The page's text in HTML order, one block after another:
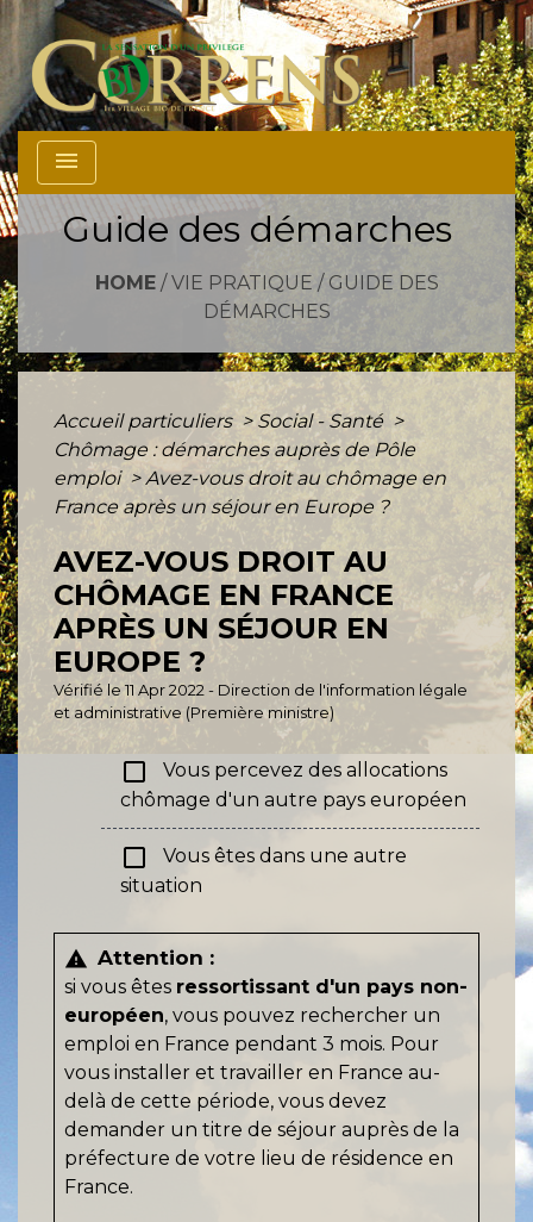
menu
Guide des démarches
HOME/ VIE PRATIQUE / GUIDE DES
DÉMARCHES
Accueil particuliers > Social - Santé >
Chômage : démarches auprès de Pôle
emploi > Avez-vous droit au chômage en
France après un séjour en Europe ?
AVEZ-VOUS DROIT AU
CHÔMAGE EN FRANCE
APRÈS UN SÉJOUR EN
EUROPE ?
Vérifié le 11 Apr 2022 - Direction de l'information légale
et administrative (Première ministre)
check_box_outline_blank
Vous percevez des allocations
chômage d'un autre pays européen
check_box_outline_blank
Vous êtes dans une autre
situation
warning Attention :
si vous êtes ressortissant d'un pays non-
européen, vous pouvez rechercher un
emploi en France pendant 3 mois. Pour
vous installer et travailler en France au-
delà de cette période, vous devez
demander un titre de séjour auprès de la
préfecture de votre lieu de résidence en
France.